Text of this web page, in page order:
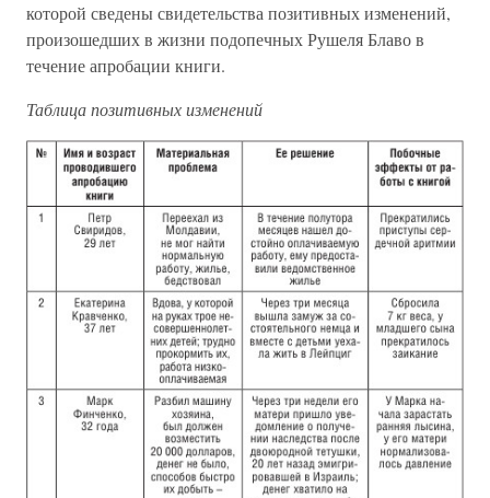
которой сведены свидетельства позитивных изменений,
произошедших в жизни подопечных Рушеля Блаво в
течение апробации книги.
Таблица позитивных изменений